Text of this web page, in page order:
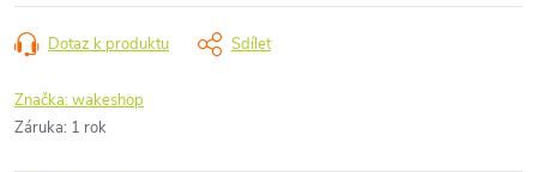
Dotaz k produktu Sdílet
Značka:wakeshop
Záruka: 1 rok